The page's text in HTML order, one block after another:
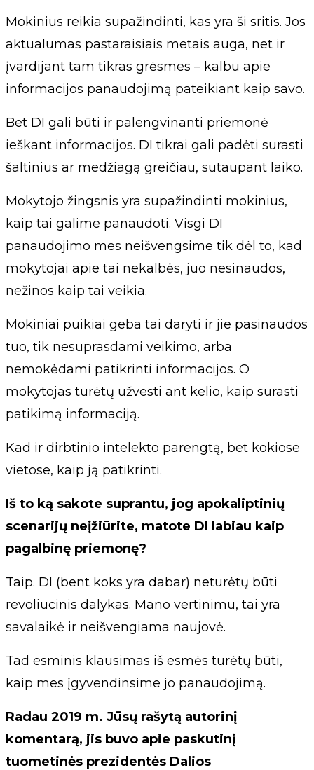
Mokinius reikia supažindinti, kas yra ši sritis. Jos
aktualumas pastaraisiais metais auga, net ir
įvardijant tam tikras grėsmes – kalbu apie
informacijos panaudojimą pateikiant kaip savo.
Bet DI gali būti ir palengvinanti priemonė
ieškant informacijos. DI tikrai gali padėti surasti
šaltinius ar medžiagą greičiau, sutaupant laiko.
Mokytojo žingsnis yra supažindinti mokinius,
kaip tai galime panaudoti. Visgi DI
panaudojimo mes neišvengsime tik dėl to, kad
mokytojai apie tai nekalbės, juo nesinaudos,
nežinos kaip tai veikia.
Mokiniai puikiai geba tai daryti ir jie pasinaudos
tuo, tik nesuprasdami veikimo, arba
nemokėdami patikrinti informacijos. O
mokytojas turėtų užvesti ant kelio, kaip surasti
patikimą informaciją.
Kad ir dirbtinio intelekto parengtą, bet kokiose
vietose, kaip ją patikrinti.
Iš to ką sakote suprantu, jog apokaliptinių
scenarijų neįžiūrite, matote DI labiau kaip
pagalbinę priemonę?
Taip. DI (bent koks yra dabar) neturėtų būti
revoliucinis dalykas. Mano vertinimu, tai yra
savalaikė ir neišvengiama naujovė.
Tad esminis klausimas iš esmės turėtų būti,
kaip mes įgyvendinsime jo panaudojimą.
Radau 2019 m. Jūsų rašytą autorinį
komentarą, jis buvo apie paskutinį
tuometinės prezidentės Dalios